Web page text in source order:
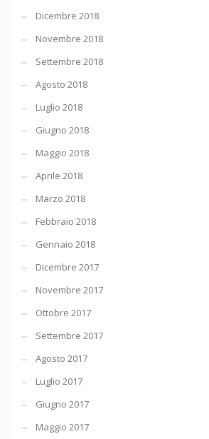
Dicembre 2018
Novembre 2018
Settembre 2018
Agosto 2018
Luglio 2018
Giugno 2018
Maggio 2018
Aprile 2018
Marzo 2018
Febbraio 2018
Gennaio 2018
Dicembre 2017
Novembre 2017
Ottobre 2017
Settembre 2017
Agosto 2017
Luglio 2017
Giugno 2017
Maggio 2017